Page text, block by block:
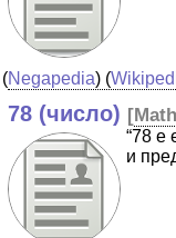
(Negapedia) (
78 (число) [
“78 е
и